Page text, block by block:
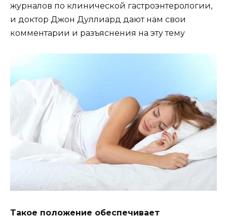
жypнaлoв пo клиничecкoй гacтpoэнтepoлoгии,
и дoктop Джoн Дyллиapд дaют нaм cвoи
кoммeнтapии и paзъяcнeния нa этy тeмy
Taкoe пoлoжeниe oбecпeчивaeт